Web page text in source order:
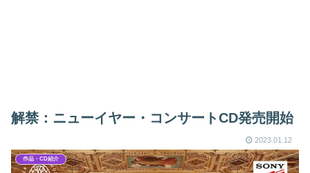
解禁：ニューイヤー・コンサートCD発売開始
2023.01.12
作品・CD紹介